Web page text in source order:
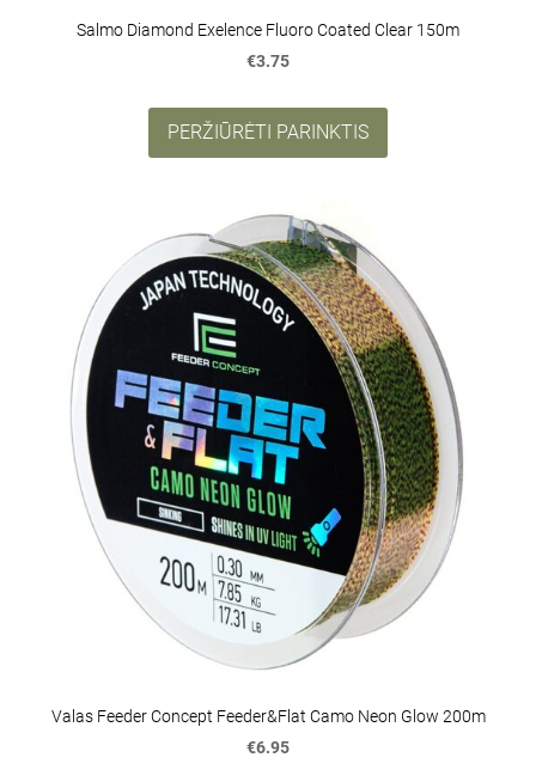
Salmo Diamond Exelence Fluoro Coated Clear 150m
€3.75
PERŽIŪRĖTI PARINKTIS
Valas Feeder Concept Feeder&Flat Camo Neon Glow 200m
€6.95